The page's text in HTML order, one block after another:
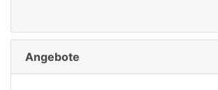
Angebote